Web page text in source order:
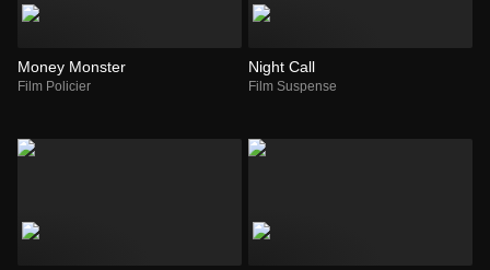
Money Monster
Film Policier
Night Call
Film Suspense